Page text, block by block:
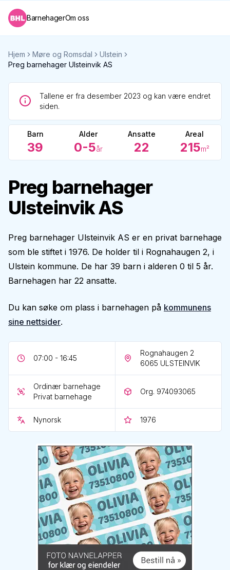
BarnehagerOm oss
Hjem Møre og Romsdal
Ulstein
Preg barnehager Ulsteinvik AS
Tallene er fra desember 2023 og kan være endret
siden.
Barn
39
Alder
0-5år
Ansatte
22
Areal
215m²
Preg barnehager
Ulsteinvik AS
Preg barnehager Ulsteinvik AS er en privat barnehage
som ble stiftet i 1976. De holder til i Rognahaugen 2, i
Ulstein kommune. De har 39 barn i alderen 0 til 5 år.
Barnehagen har 22 ansatte.
Du kan søke om plass i barnehagen på kommunens
sine nettsider.
07:00 - 16:45
Rognahaugen 2
6065 ULSTEINVIK
Ordinær barnehage
Privat barnehage
Org. 974093065
Nynorsk 1976